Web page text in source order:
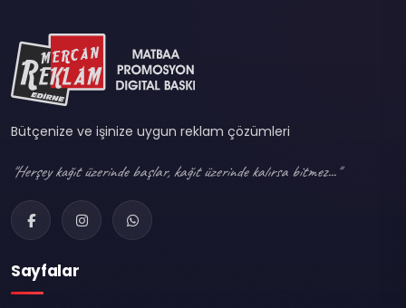
Bütçenize ve işinize uygun reklam çözümleri
"Herşey kağıt üzerinde başlar, kağıt üzerinde kalırsa bitmez..."
Sayfalar